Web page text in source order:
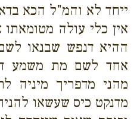
ייחד לא והמ"ל הכא
אין כלי עולה
ההיא דנפש שבנאו
אחד לשם מת משמע
מהני מדפריך מיניה
מדנקט כיס שעשאו